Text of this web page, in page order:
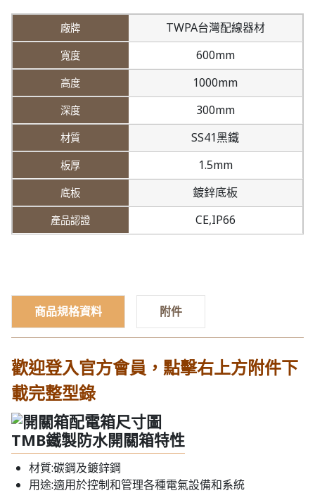
TWPA台灣配線器材
600mm
1000mm
300mm
SS41黑鐵
1.5mm
鍍鋅底板
CE,IP66
商品規格資料 附件
歡迎登入官方會員，點擊右上方附件下
載完整型錄
TMB鐵製防水開關箱特性
材質:碳鋼及鍍鋅鋼
用途:適用於控制和管理各種電氣設備和系統